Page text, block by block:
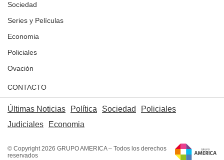
Sociedad
Series y Películas
Economia
Policiales
Ovación
CONTACTO
Últimas Noticias Política Sociedad
Policiales
Judiciales
Economia
© Copyright 2026 GRUPO AMERICA – Todos los derechos
reservados